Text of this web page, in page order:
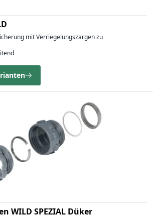
mit Verriegelungszargen zu
WILD SPEZIAL Düker